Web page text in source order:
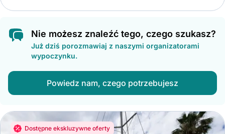
Nie możesz znaleźć tego, czego szukasz?
Już dziś porozmawiaj z naszymi organizatorami
wypoczynku.
Powiedz nam, czego potrzebujesz
Dostępne ekskluzywne oferty